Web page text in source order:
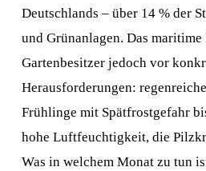
Deutschlands – über 14 % der
und Grünanlagen. Das
Gartenbesitzer jedoch vor
Herausforderungen:
Frühlinge mit Spätfrostgefahr
hohe Luftfeuchtigkeit, die
Was in welchem Monat zu tun